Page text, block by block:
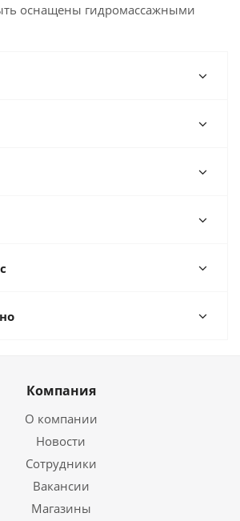
оснащены гидромассажными
Компания
О компании
Новости
Сотрудники
Вакансии
Магазины